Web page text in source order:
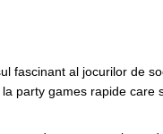
fascinant al jocurilor de
party games rapide care